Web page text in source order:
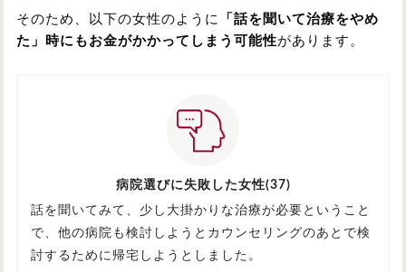
そのため、以下の女性のように
「話を聞いて治療をやめ
た」時にもお金がかかってしまう可能性があります。
病院選びに失敗した女性(37)
話を聞いてみて、少し大掛かりな治療が必要ということ
で、他の病院も検討しようとカウンセリングのあとで検
討するために帰宅しようとしました。